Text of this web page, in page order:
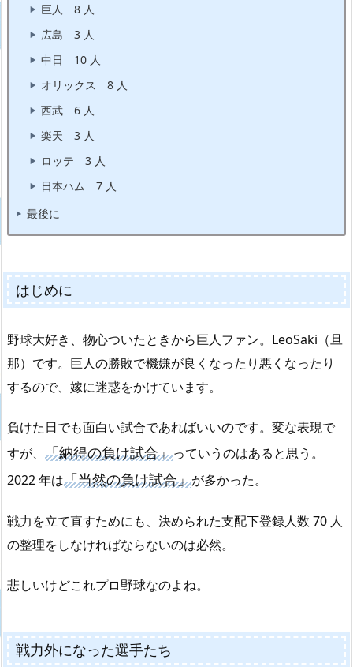
巨人 8 人
広島 3 人
中日 10 人
オリックス 8 人
西武 6 人
楽天 3 人
ロッテ 3 人
日本ハム 7 人
最後に
はじめに
野球大好き、物心ついたときから巨人ファン。LeoSaki（旦
那）です。巨人の勝敗で機嫌が良くなったり悪くなったり
するので、嫁に迷惑をかけています。
負けた日でも面白い試合であればいいのです。変な表現で
すが、 「納得の負け試合」っていうのはあると思う。
2022 年は「当然の負け試合」が多かった。
戦力を立て直すためにも、決められた支配下登録人数 70 人
の整理をしなければならないのは必然。
悲しいけどこれプロ野球なのよね。
戦力外になった選手たち